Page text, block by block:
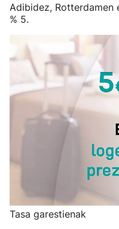
Adibidez, Rotterdamen
% 5.
Tasa garestienak